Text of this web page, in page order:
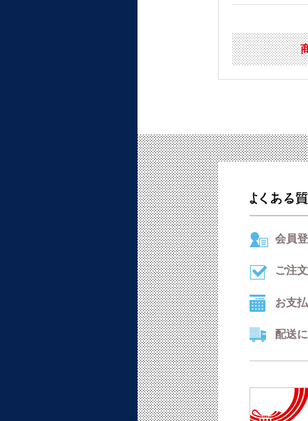
会員
ご注
お支
配送